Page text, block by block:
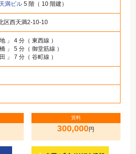
満ビル 5 階（ 10 階建）
区西天満2-10-10
」 4 分（ 東西線 ）
」 5 分（ 御堂筋線 ）
」 7 分（ 谷町線 ）
賃料
300,000円